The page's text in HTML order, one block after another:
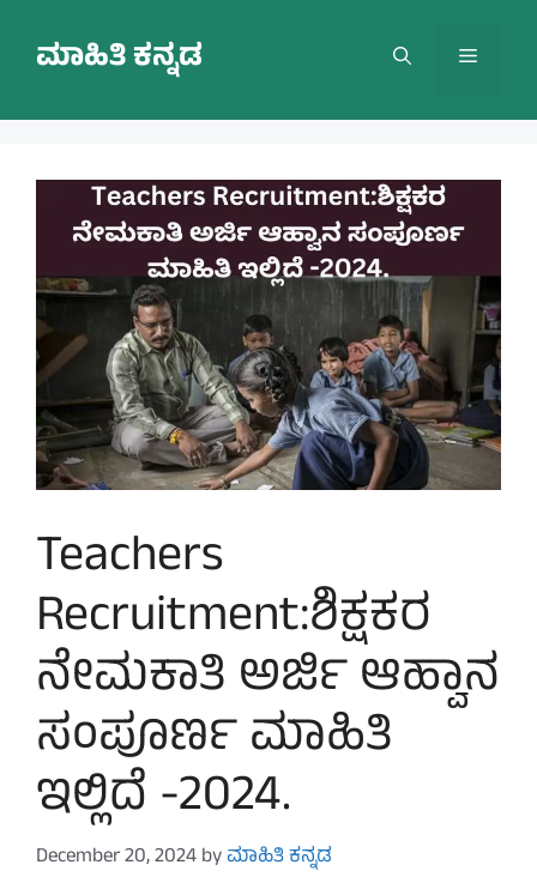
contentಮಾಹಿತಿ ಕನ್ನಡ Menu
Teachers
Recruitment:ಶಿಕ್ಷಕರ
ನೇಮಕಾತಿ ಅರ್ಜಿ ಆಹ್ವಾನ
ಸಂಪೂರ್ಣ ಮಾಹಿತಿ
ಇಲ್ಲಿದೆ -2024.
December 20, 2024byಮಾಹಿತಿ ಕನ್ನಡ